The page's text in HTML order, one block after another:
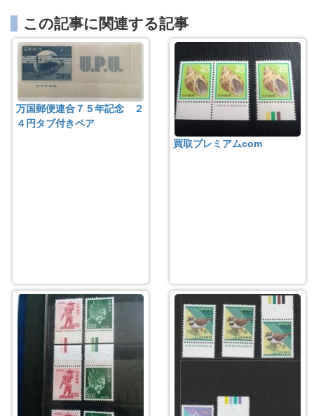
この記事に関連する記事
万国郵便連合７５年記念 ２
４円タブ付きペア
買取プレミアムcom